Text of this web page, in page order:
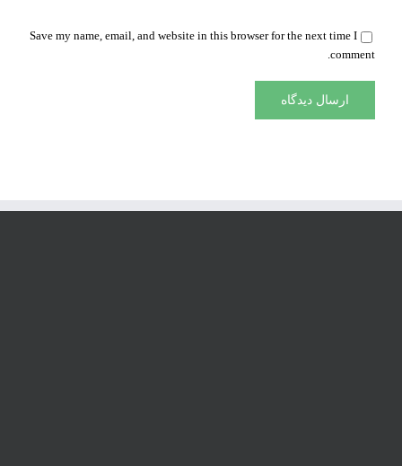
Save my name, email, and website in this browser for the next time I
comment.